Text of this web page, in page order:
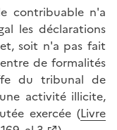
contribuable n'a
les déclarations
soit n'a pas fait
de formalités
du tribunal de
activité illicite,
exercée (Livre